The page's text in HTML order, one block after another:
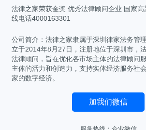
法律之家荣获金奖 优秀法律顾问企业 国家
线电话4000163301
公司简介：法律之家隶属于深圳律家法务管
立于2014年8月27日，注册地位于深圳市，
法律顾问，旨在优化各市场主体的法律顾问
主体的活力和创造力，支持实体经济服务社
家的数字经济。
加我们微信